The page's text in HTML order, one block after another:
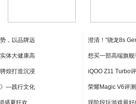
，以品牌远
体大健康高
煌打造沉浸
》—践行文化
盛夏狂欢
澄清！“骁龙8s
想买一部高端旗
iQOO Z11 Turbo
荣耀Magic V6评
现阶段玩游戏最